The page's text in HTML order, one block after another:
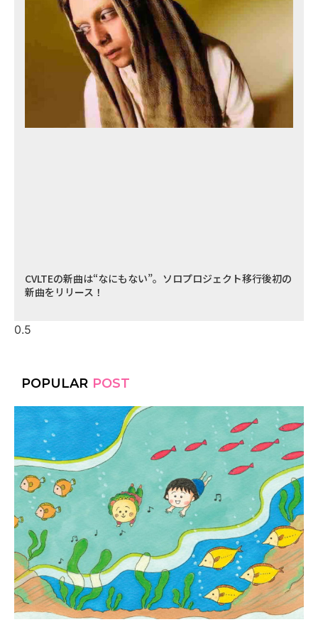
CVLTEの新曲は“なにもない”。ソロプロジェクト移行後初の
新曲をリリース！
POPULAR POST